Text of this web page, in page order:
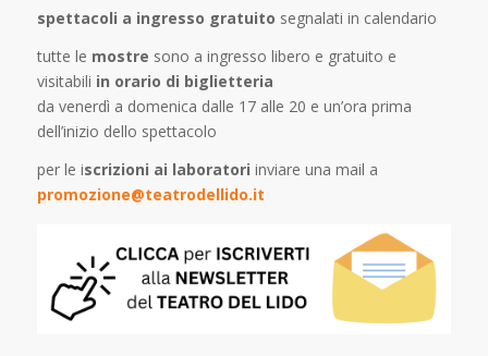
spettacoli a ingresso gratuito segnalati in calendario
tutte le mostre sono a ingresso libero e gratuito e
visitabili in orario di biglietteria
da venerdì a domenica dalle 17 alle 20 e un’ora prima
dell’inizio dello spettacolo
per le iscrizioni ai laboratori inviare una mail a
promozione@teatrodellido.it